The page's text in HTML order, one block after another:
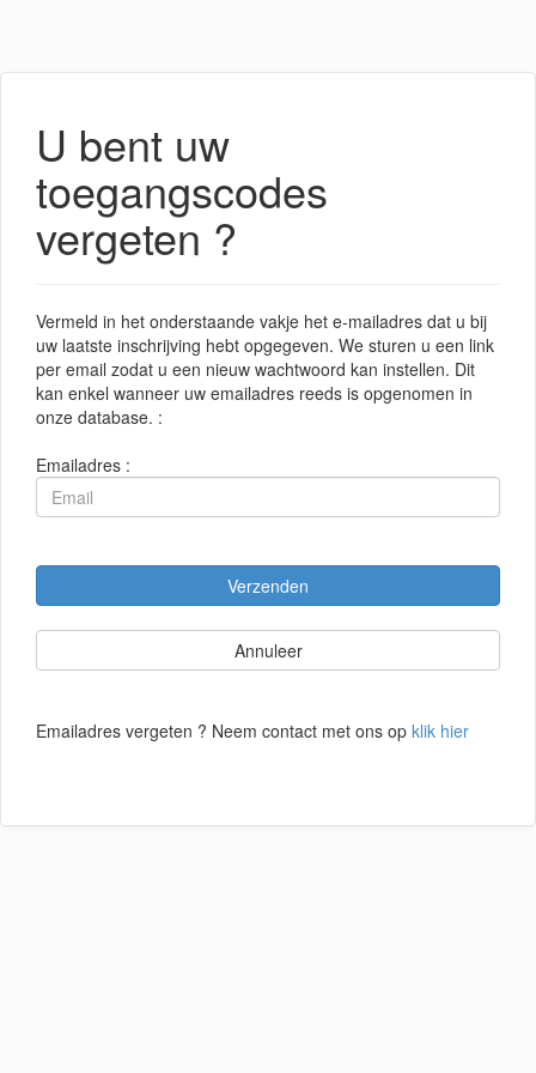
U bent uw
toegangscodes
vergeten ?
Vermeld in het onderstaande vakje het e-mailadres dat u bij
uw laatste inschrijving hebt opgegeven. We sturen u een link
per email zodat u een nieuw wachtwoord kan instellen. Dit
kan enkel wanneer uw emailadres reeds is opgenomen in
onze database. :
Emailadres :
Verzenden
Annuleer
Emailadres vergeten ? Neem contact met ons op klik hier